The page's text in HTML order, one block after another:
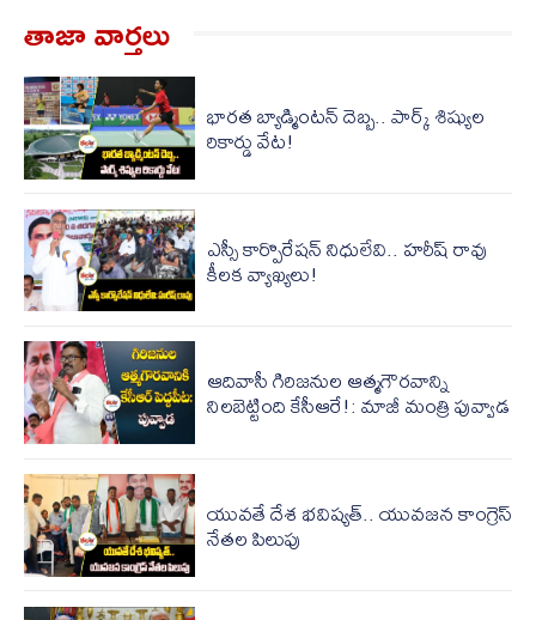
తాజా వార్త‌లు
భారత బ్యాడ్మింటన్ దెబ్బ.. పార్క్ శిష్యుల
రికార్డు వేట!
ఎస్సీ కార్పొరేషన్ నిధులేవి.. హరీష్ రావు
కీలక వ్యాఖ్యలు!
ఆదివాసీ గిరిజనుల ఆత్మగౌరవాన్ని
నిలబెట్టింది కేసీఆరే!: మాజీ మంత్రి పువ్వాడ
యువతే దేశ భవిష్యత్.. యువజన కాంగ్రెస్
నేతల పిలుపు